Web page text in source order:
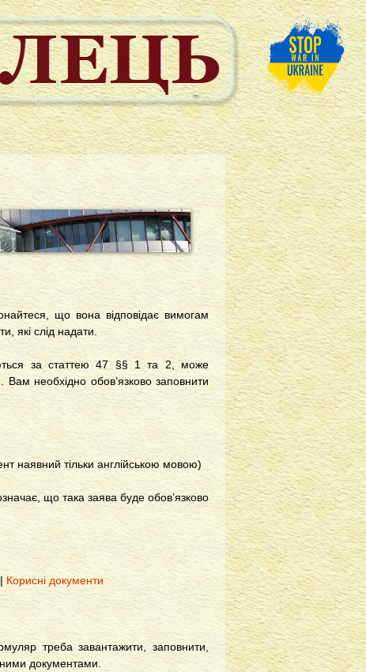
що вона відповідає вимогам
які слід надати.
за статтею 47 §§ 1 та 2, може
необхідно обов’язково заповнити
наявний тільки англійською мовою)
що така заява буде обов’язково
| Корисні документи
треба завантажити, заповнити,
документами.